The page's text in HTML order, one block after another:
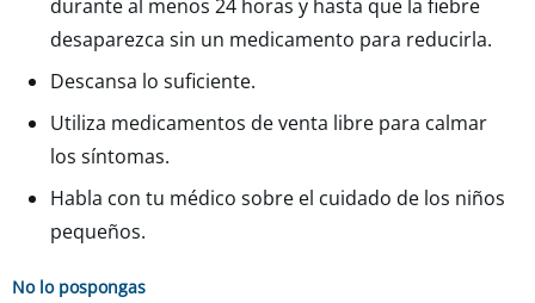
durante al menos 24 horas y hasta que la fiebre
desaparezca sin un medicamento para reducirla.
Descansa lo suficiente.
Utiliza medicamentos de venta libre para calmar
los síntomas.
Habla con tu médico sobre el cuidado de los niños
pequeños.
No lo pospongas